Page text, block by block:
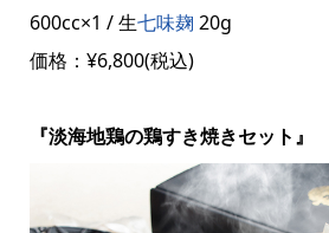
600cc×1 / 生七味麹 20g
価格：¥6,800(税込)
『淡海地鶏の鶏すき焼きセット』